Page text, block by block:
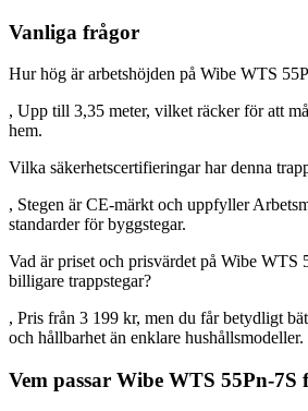
Vanliga frågor
Hur hög är arbetshöjden på Wibe WTS
, Upp till 3,35 meter, vilket räcker för att
hem.
Vilka säkerhetscertifieringar har denna
, Stegen är CE-märkt och uppfyller
standarder för byggstegar.
Vad är priset och prisvärdet på Wibe WTS
billigare trappstegar?
, Pris från 3 199 kr, men du får betydligt
och hållbarhet än enklare hushållsmodeller.
Vem passar Wibe WTS 55Pn-7S